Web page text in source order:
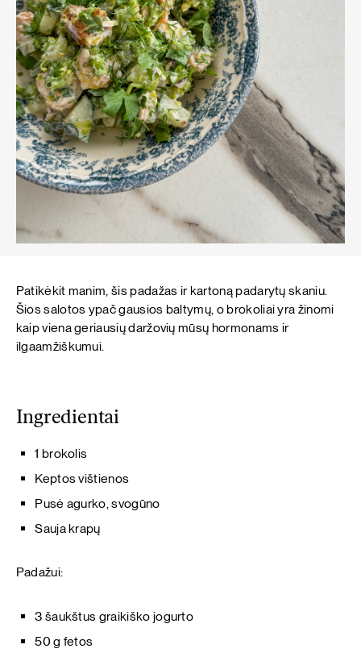
Ingredientai
1 brokolis
Keptos vištienos
Pusė agurko, svogūno
Sauja krapų
Padažui:
3 šaukštus graikiško jogurto
50 g fetos
Patikėkit manim, šis padažas ir kartoną padarytų skaniu.
Šios salotos ypač gausios baltymų, o brokoliai yra žinomi
kaip viena geriausių daržovių mūsų hormonams ir
ilgaamžiškumui.